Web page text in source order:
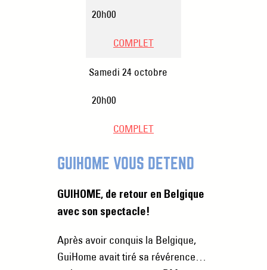
20h00
COMPLET
Samedi 24 octobre
20h00
COMPLET
GUIHOME VOUS DÉTEND
GUIHOME, de retour en Belgique
avec son spectacle!
Après avoir conquis la Belgique,
GuiHome avait tiré sa révérence…